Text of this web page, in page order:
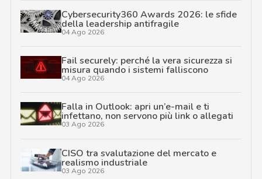
Cybersecurity360 Awards 2026: le sfide
della leadership antifragile
04 Ago 2026
Fail securely: perché la vera sicurezza si
misura quando i sistemi falliscono
04 Ago 2026
Falla in Outlook: apri un’e-mail e ti
infettano, non servono più link o allegati
03 Ago 2026
CISO tra svalutazione del mercato e
realismo industriale
03 Ago 2026